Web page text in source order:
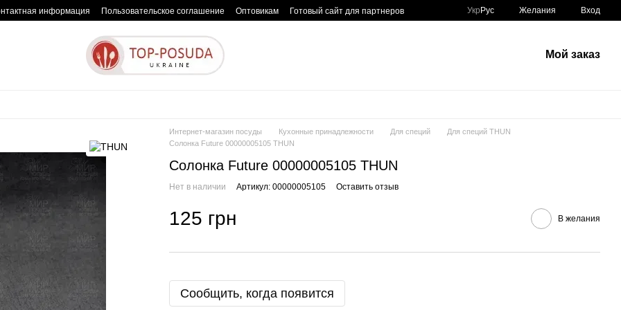
информация Пользовательское соглашение Оптовикам Готовый сайт для партнеров Укр Рус Желания Вход
Мой заказ
Интернет-магазин посуды Кухонные принадлежности Для специй
Для специй THUN
Солонка Future 00000005105 THUN
Солонка Future 00000005105 THUN
Нет в наличии Артикул: 00000005105 Оставить отзыв
125 грн В желания
Сообщить, когда появится